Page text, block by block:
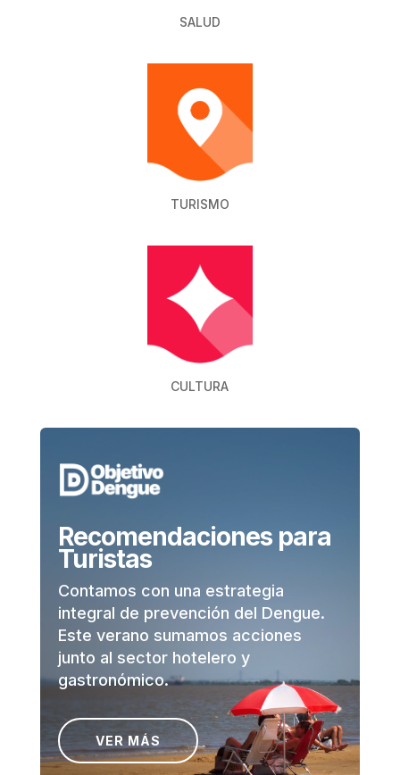
SALUD
TURISMO
CULTURA
Recomendaciones para
Turistas
Contamos con una estrategia
integral de prevención del Dengue.
Este verano sumamos acciones
junto al sector hotelero y
gastronómico.
VER MÁS